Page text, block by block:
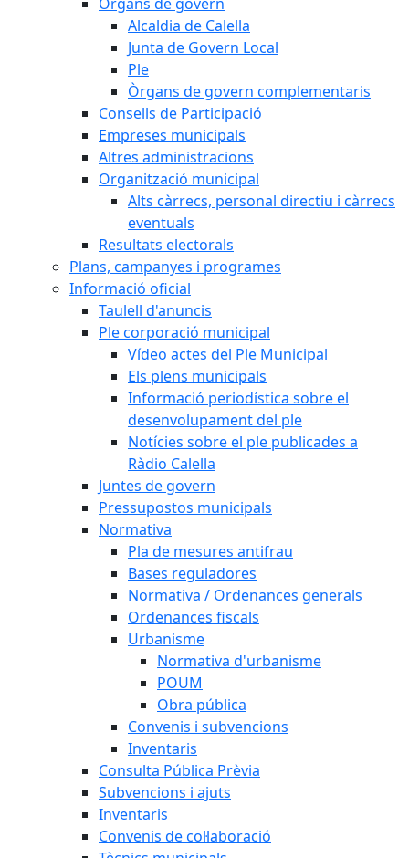
Alcaldia de Calella
Junta de Govern Local
Ple
Òrgans de govern complementaris
Consells de Participació
Empreses municipals
Altres administracions
Organització municipal
Alts càrrecs, personal directiu i càrrecs
eventuals
Resultats electorals
Plans, campanyes i programes
Informació oficial
Taulell d'anuncis
Ple corporació municipal
Vídeo actes del Ple Municipal
Els plens municipals
Informació periodística sobre el
desenvolupament del ple
Notícies sobre el ple publicades a
Ràdio Calella
Juntes de govern
Pressupostos municipals
Normativa
Pla de mesures antifrau
Bases reguladores
Normativa / Ordenances generals
Ordenances fiscals
Urbanisme
Normativa d'urbanisme
POUM
Obra pública
Convenis i subvencions
Inventaris
Consulta Pública Prèvia
Subvencions i ajuts
Inventaris
Convenis de col·laboració